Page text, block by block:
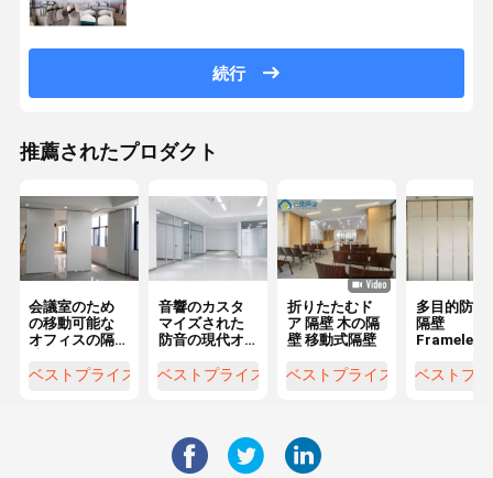
続行
推薦されたプロダクト
会議室のため
の移動可能な
オフィスの隔
ム フレームの
ベストプライス
音響のカスタ
マイズされた
防音の現代オ
の隔壁
ベストプライス
折りたたむド
ア 隔壁 木の隔
壁 移動式隔壁
ベストプライス
多目的防音
隔壁
Frameless
レームのオ
ベストプ